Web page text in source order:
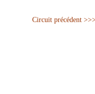
Circuit précédent